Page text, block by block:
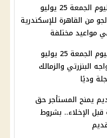
مواعيد قطارات اليوم الجمعة 25 يوليو
تالجو من القاهرة للإسكندرية
مواعيد مختلفة
مواعيد مباريات اليوم الجمعة 25 يوليو
البنزرتي والزمالك
وديًا
يمنح المستأجر حق
الإخلاء.. بشروط